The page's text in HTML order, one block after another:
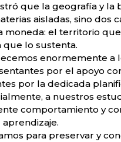
que la geografía y la
aisladas, sino dos
moneda: el territorio
que lo sustenta.
enormemente a
por el apoyo
por la dedicada
a nuestros
comportamiento y
aprendizaje.
para preservar y